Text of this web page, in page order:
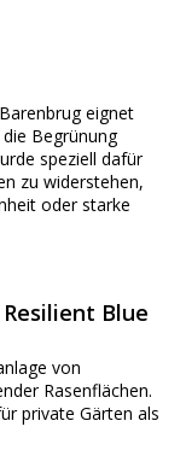
eignet
Begrünung
speziell dafür
zu widerstehen,
oder starke
Blue
von
Rasenflächen.
private Gärten als